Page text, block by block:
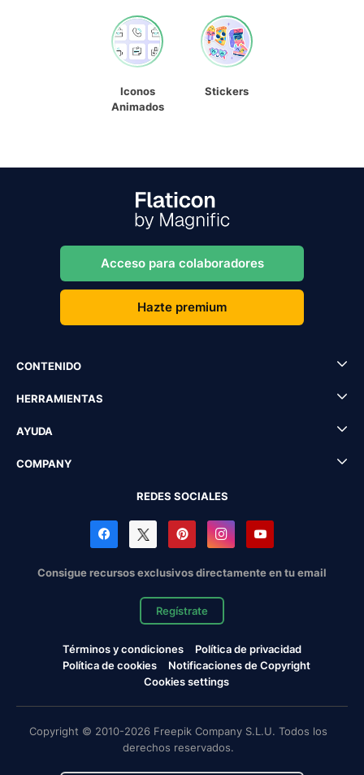
Iconos
Animados
Stickers
Acceso para colaboradores
Hazte premium
CONTENIDO
HERRAMIENTAS
AYUDA
COMPANY
REDES SOCIALES
Consigue recursos exclusivos directamente en tu email
Regístrate
Términos y condiciones
Política de privacidad
Política de cookies
Notificaciones de Copyright
Cookies settings
Copyright © 2010-2026 Freepik Company S.L.U. Todos los
derechos reservados.